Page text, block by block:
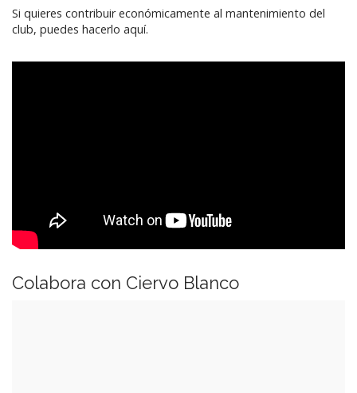
Si quieres contribuir económicamente al mantenimiento del
club, puedes hacerlo aquí.
Colabora con Ciervo Blanco